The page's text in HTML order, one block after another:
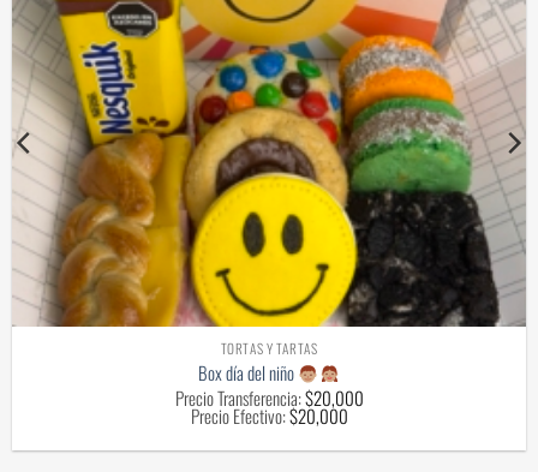
TORTAS Y TARTAS
Box día del niño
Precio Transferencia:$20,000
Precio Efectivo:$20,000